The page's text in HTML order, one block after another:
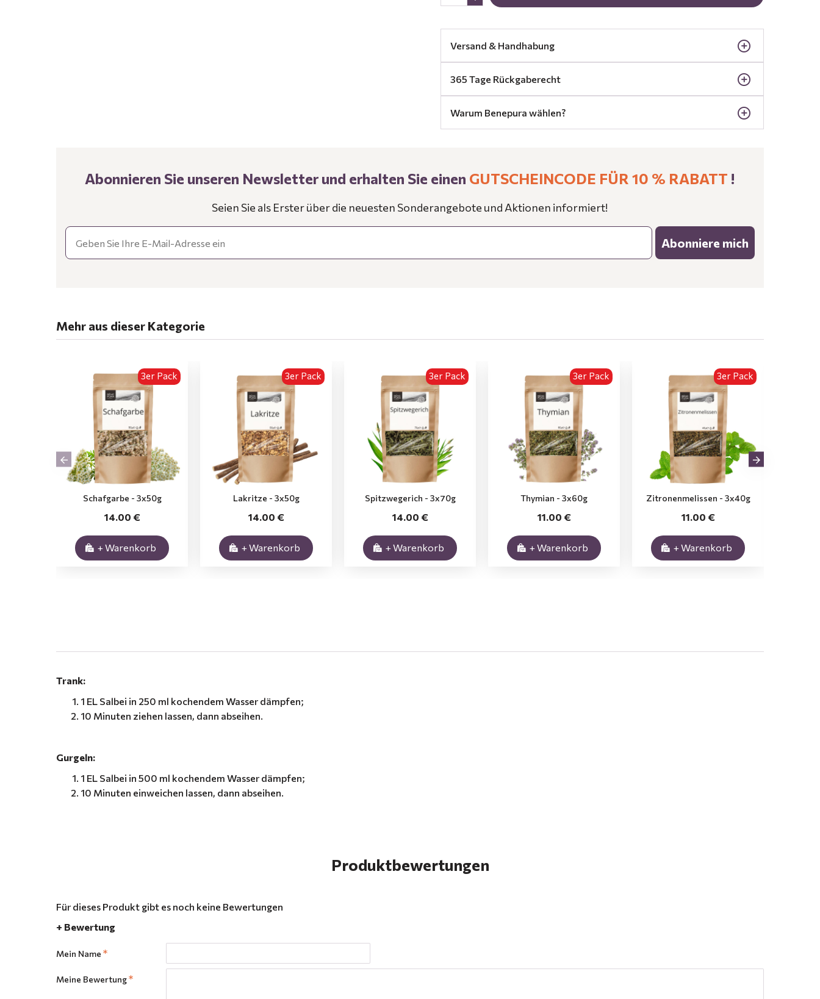
Versand & Handhabung
365 Tage Rückgaberecht
Warum Benepura wählen?
Abonnieren Sie unseren Newsletter und erhalten Sie einen GUTSCHEINCODE FÜR 10 % RABATT !
Seien Sie als Erster über die neuesten Sonderangebote und Aktionen informiert!
Email
Abonniere mich
Mehr aus dieser Kategorie
3er Pack
Schafgarbe - 3x50g
14.00 €
+ Warenkorb
3er Pack
Lakritze - 3x50g
14.00 €
+ Warenkorb
3er Pack
Spitzwegerich - 3x70g
14.00 €
+ Warenkorb
3er Pack
Thymian - 3x60g
11.00 €
+ Warenkorb
3er Pack
Zitronenmelissen - 3x40g
11.00 €
+ Warenkorb
Trank:
1 EL Salbei in 250 ml kochendem Wasser dämpfen;
10 Minuten ziehen lassen, dann abseihen.
Gurgeln:
1 EL Salbei in 500 ml kochendem Wasser dämpfen;
10 Minuten einweichen lassen, dann abseihen.
Produktbewertungen
Für dieses Produkt gibt es noch keine Bewertungen
+ Bewertung
Mein Name
Meine Bewertung